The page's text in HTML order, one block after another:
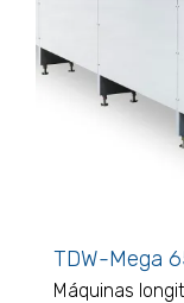
TDW-Mega
Máquinas